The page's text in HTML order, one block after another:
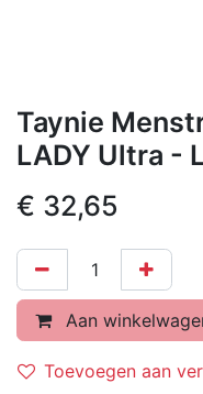
Taynie
LADY Ultra -
€ 32,65
Aan
Toevoegen aan